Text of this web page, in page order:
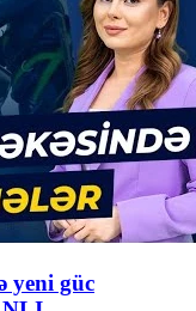
yeni güc